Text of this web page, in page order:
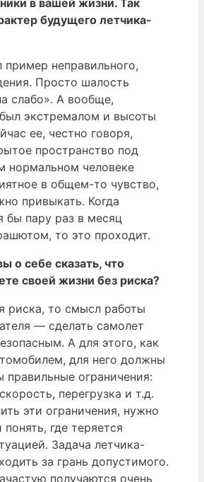
будущего летчика-
неправильного,
Просто шалость
слабо». А вообще,
экстремалом и высоты
ее, честно говоря,
пространство под
нормальном человеке
в общем-то чувство,
привыкать. Когда
бы пару раз в месяц
то это проходит.
о себе сказать, что
своей жизни без риска?
риска, то смысл работы
— сделать самолет
А для этого, как
для него должны
правильные ограничения:
перегрузка и т.д.
эти ограничения, нужно
где теряется
Задача летчика-
за грань допустимого.
получаются очень